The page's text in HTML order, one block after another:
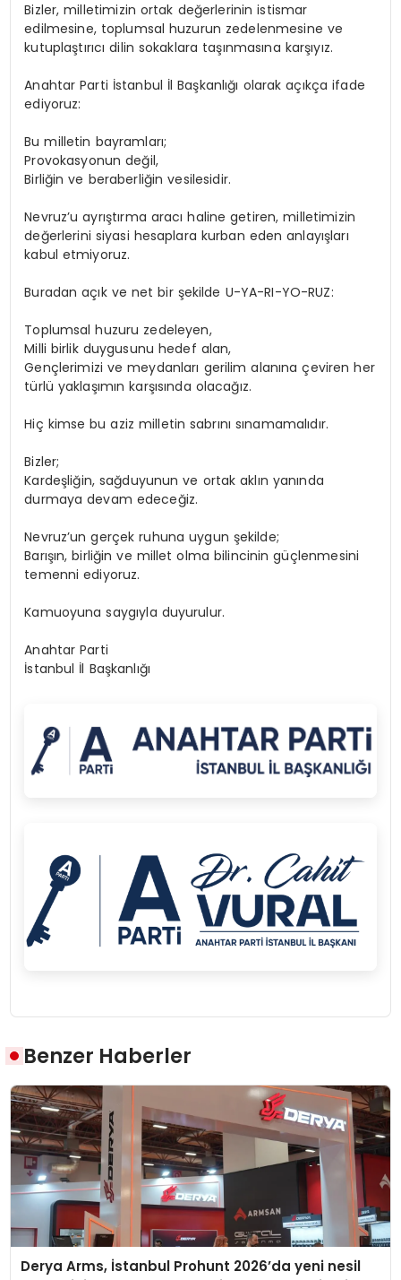
Bizler, milletimizin ortak değerlerinin istismar
edilmesine, toplumsal huzurun zedelenmesine ve
kutuplaştırıcı dilin sokaklara taşınmasına karşıyız.
Anahtar Parti İstanbul İl Başkanlığı olarak açıkça ifade
ediyoruz:
Bu milletin bayramları;
Provokasyonun değil,
Birliğin ve beraberliğin vesilesidir.
Nevruz’u ayrıştırma aracı haline getiren, milletimizin
değerlerini siyasi hesaplara kurban eden anlayışları
kabul etmiyoruz.
Buradan açık ve net bir şekilde U-YA-RI-YO-RUZ:
Toplumsal huzuru zedeleyen,
Milli birlik duygusunu hedef alan,
Gençlerimizi ve meydanları gerilim alanına çeviren her
türlü yaklaşımın karşısında olacağız.
Hiç kimse bu aziz milletin sabrını sınamamalıdır.
Bizler;
Kardeşliğin, sağduyunun ve ortak aklın yanında
durmaya devam edeceğiz.
Nevruz’un gerçek ruhuna uygun şekilde;
Barışın, birliğin ve millet olma bilincinin güçlenmesini
temenni ediyoruz.
Kamuoyuna saygıyla duyurulur.
Anahtar Parti
İstanbul İl Başkanlığı
Benzer Haberler
Derya Arms, İstanbul Prohunt 2026’da yeni nesil